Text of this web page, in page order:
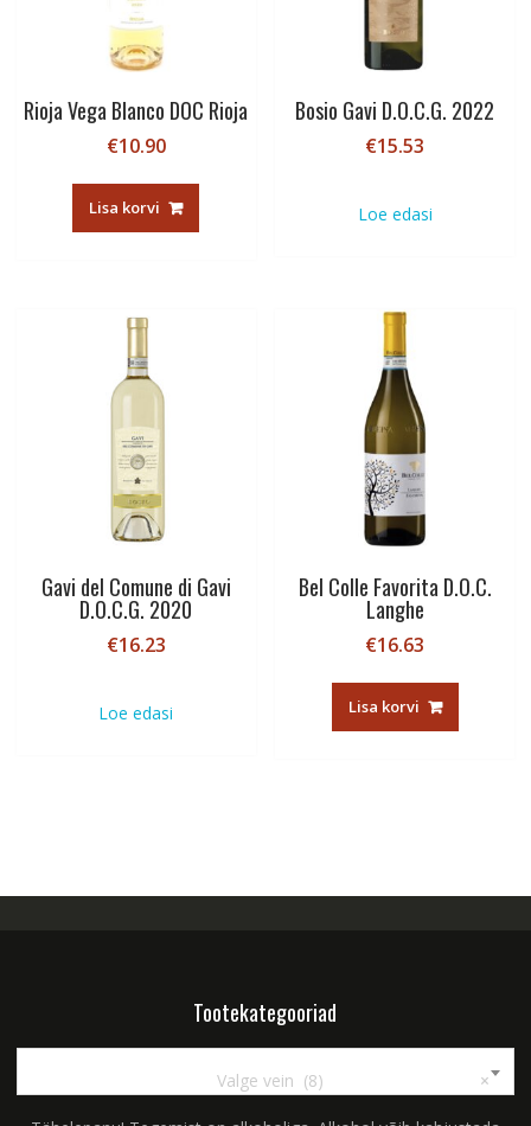
Rioja Vega Blanco DOC Rioja
€10.90
Lisa korvi
Bosio Gavi D.O.C.G. 2022
€15.53
Loe edasi
Gavi del Comune di Gavi
D.O.C.G. 2020
€16.23
Loe edasi
Bel Colle Favorita D.O.C.
Langhe
€16.63
Lisa korvi
Tootekategooriad
×
Valge vein (8)